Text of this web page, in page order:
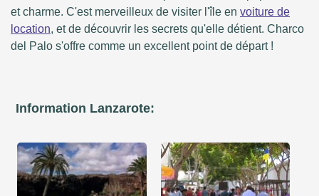
et charme. C'est merveilleux de visiter l'île en voiture de
location, et de découvrir les secrets qu'elle détient. Charco
del Palo s'offre comme un excellent point de départ !
Information Lanzarote: